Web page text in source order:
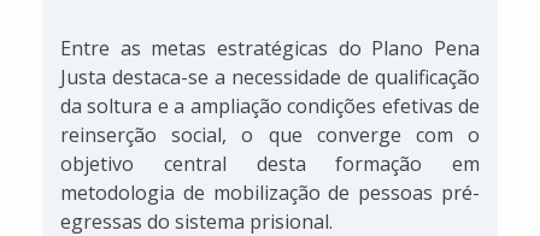
Entre as metas estratégicas do Plano Pena
Justa destaca-se a necessidade de qualificação
da soltura e a ampliação condições efetivas de
reinserção social, o que converge com o
objetivo central desta formação em
metodologia de mobilização de pessoas pré-
egressas do sistema prisional.